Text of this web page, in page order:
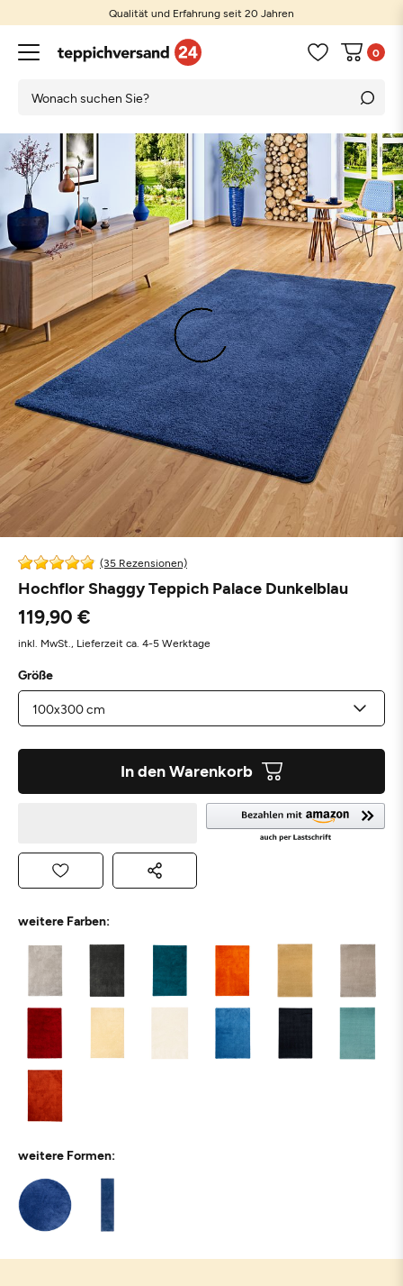
Qualität und Erfahrung seit 20 Jahren
0
(35 Rezensionen)
Hochflor Shaggy Teppich Palace Dunkelblau
119,90 €
inkl. MwSt., Lieferzeit ca. 4-5 Werktage
Größe
In den Warenkorb
weitere Farben:
weitere Formen: